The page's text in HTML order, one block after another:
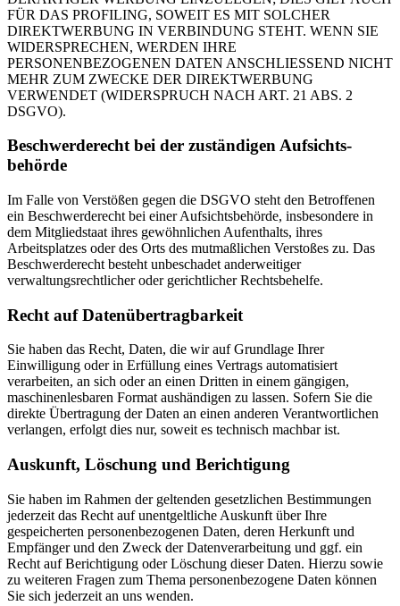
FÜR DAS PROFILING, SOWEIT ES MIT SOLCHER
DIREKTWERBUNG IN VERBINDUNG STEHT. WENN SIE
WIDERSPRECHEN, WERDEN IHRE
PERSONENBEZOGENEN DATEN ANSCHLIESSEND NICHT
MEHR ZUM ZWECKE DER DIREKTWERBUNG
VERWENDET (WIDERSPRUCH NACH ART. 21 ABS. 2
DSGVO).
Beschwerde­recht bei der zuständigen Aufsichts­
behörde
Im Falle von Verstößen gegen die DSGVO steht den Betroffenen
ein Beschwerderecht bei einer Aufsichtsbehörde, insbesondere in
dem Mitgliedstaat ihres gewöhnlichen Aufenthalts, ihres
Arbeitsplatzes oder des Orts des mutmaßlichen Verstoßes zu. Das
Beschwerderecht besteht unbeschadet anderweitiger
verwaltungsrechtlicher oder gerichtlicher Rechtsbehelfe.
Recht auf Daten­übertrag­barkeit
Sie haben das Recht, Daten, die wir auf Grundlage Ihrer
Einwilligung oder in Erfüllung eines Vertrags automatisiert
verarbeiten, an sich oder an einen Dritten in einem gängigen,
maschinenlesbaren Format aushändigen zu lassen. Sofern Sie die
direkte Übertragung der Daten an einen anderen Verantwortlichen
verlangen, erfolgt dies nur, soweit es technisch machbar ist.
Auskunft, Löschung und Berichtigung
Sie haben im Rahmen der geltenden gesetzlichen Bestimmungen
jederzeit das Recht auf unentgeltliche Auskunft über Ihre
gespeicherten personenbezogenen Daten, deren Herkunft und
Empfänger und den Zweck der Datenverarbeitung und ggf. ein
Recht auf Berichtigung oder Löschung dieser Daten. Hierzu sowie
zu weiteren Fragen zum Thema personenbezogene Daten können
Sie sich jederzeit an uns wenden.